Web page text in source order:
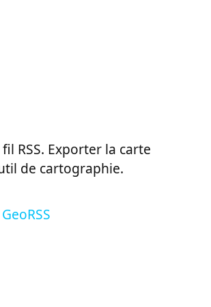
RSS. Exporter la carte
de cartographie.